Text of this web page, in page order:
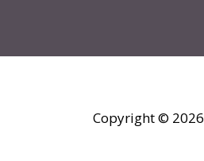
Copyright © 2026